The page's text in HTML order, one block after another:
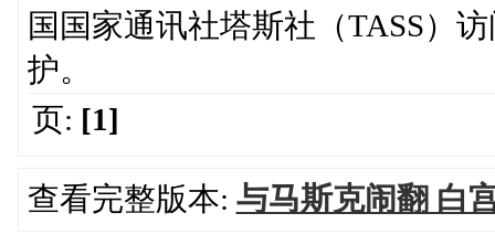
国国家通讯社塔斯社（TASS）
护。
页: [1]
查看完整版本: 与马斯克闹翻 白